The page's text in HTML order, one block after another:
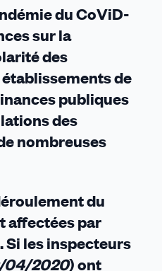
au
du CoViD-
sur la
des
de
publiques
des
nombreuses
du
affectées par
Si les inspecteurs
04/2020) ont